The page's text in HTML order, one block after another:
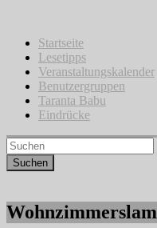
springenStartseite
Lesetipps
Veranstaltungskalender
Benutzergruppen
Taranta Babu
Eindrücke
Wohnzimmerslam